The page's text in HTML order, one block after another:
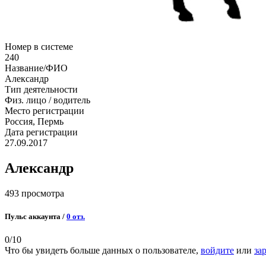
Номер в системе
240
Название/ФИО
Александр
Тип деятельности
Физ. лицо / водитель
Место регистрации
Россия, Пермь
Дата регистрации
27.09.2017
Александр
493 просмотра
Пульс аккаунта / 0 отз.
0/10
Что бы увидеть больше данных о пользователе, войдите или